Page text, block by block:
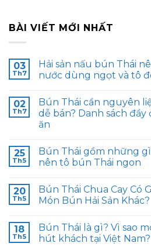
BÀI VIẾT MỚI NHẤT
03
Th7
Hải sản nấu bún Thái
nước dùng ngọt và tô
02
Th7
Bún Thái cần nguyên
dễ bán? Danh sách
ăn
25
Th5
Bún Thái gồm những
nên tô bún Thái ngon
20
Th5
Bún Thái Chua Cay Có
Món Bún Hải Sản Khác?
18
Th5
Bún Thái là gì? Vì sao
hút khách tại Việt Nam?